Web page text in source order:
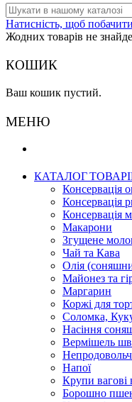
Натисність, щоб
Жодних товарів не
КОШИК
Ваш кошик пустий.
МЕНЮ
КАТАЛОГ
Консервація
Консервація
Консервація
Макарони
Згущене
Чай та Кава
Олія
Майонез та
Маргарин
Коржі для
Соломка,
Насіння
Вермішель
Напої
Крупи вагові
Борошно